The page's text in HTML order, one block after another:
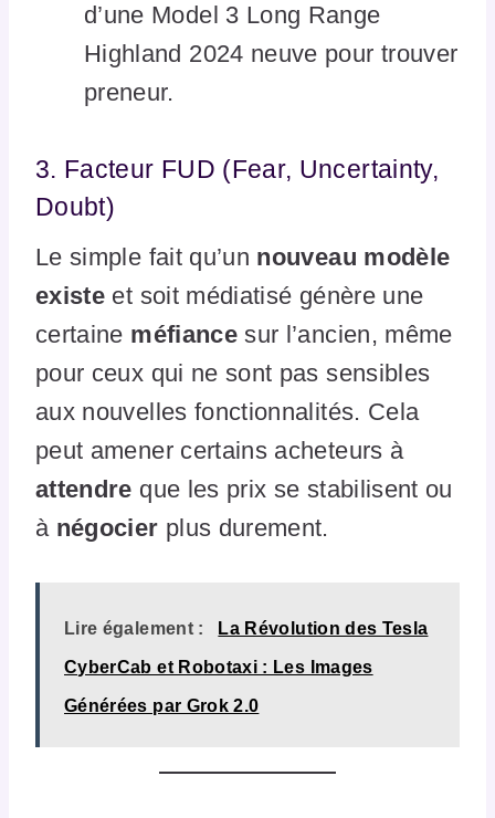
d’une Model 3 Long Range
Highland 2024 neuve pour trouver
preneur.
3. Facteur FUD (Fear, Uncertainty,
Doubt)
Le simple fait qu’un nouveau modèle
existe et soit médiatisé génère une
certaine méfiance sur l’ancien, même
pour ceux qui ne sont pas sensibles
aux nouvelles fonctionnalités. Cela
peut amener certains acheteurs à
attendre que les prix se stabilisent ou
à négocier plus durement.
Lire également : La Révolution des Tesla
CyberCab et Robotaxi : Les Images
Générées par Grok 2.0